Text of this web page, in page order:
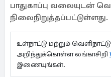
பாதுகாப்பு வலையுடன்
நிலைநிறுத்தப்பட்டுள்ளது.
உள்நாட்டு மற்றும்
அறிந்துக்கொள்ள லங்காசிறி
இணையுங்கள்.